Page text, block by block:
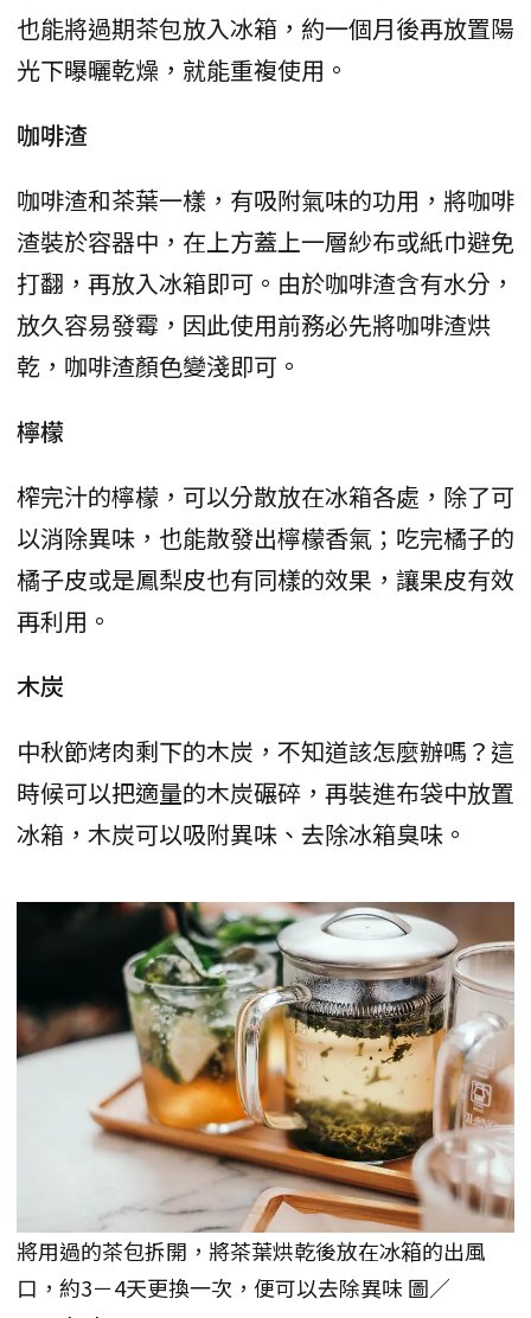
也能將過期茶包放入冰箱，約一個月後再放置陽
光下曝曬乾燥，就能重複使用。
咖啡渣
咖啡渣和茶葉一樣，有吸附氣味的功用，將咖啡
渣裝於容器中，在上方蓋上一層紗布或紙巾避免
打翻，再放入冰箱即可。由於咖啡渣含有水分，
放久容易發霉，因此使用前務必先將咖啡渣烘
乾，咖啡渣顏色變淺即可。
檸檬
榨完汁的檸檬，可以分散放在冰箱各處，除了可
以消除異味，也能散發出檸檬香氣；吃完橘子的
橘子皮或是鳳梨皮也有同樣的效果，讓果皮有效
再利用。
木炭
中秋節烤肉剩下的木炭，不知道該怎麼辦嗎？這
時候可以把適量的木炭碾碎，再裝進布袋中放置
冰箱，木炭可以吸附異味、去除冰箱臭味。
將用過的茶包拆開，將茶葉烘乾後放在冰箱的出風
口，約3－4天更換一次，便可以去除異味 圖／